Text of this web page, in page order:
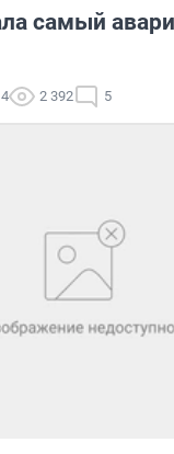
самый
2 392 5